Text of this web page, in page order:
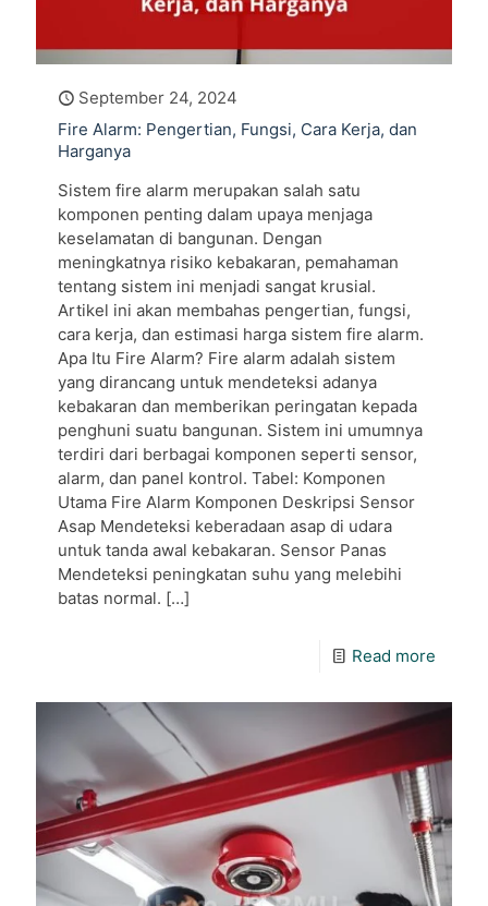
September 24, 2024
Fire Alarm: Pengertian, Fungsi, Cara Kerja, dan
Harganya
Sistem fire alarm merupakan salah satu
komponen penting dalam upaya menjaga
keselamatan di bangunan. Dengan
meningkatnya risiko kebakaran, pemahaman
tentang sistem ini menjadi sangat krusial.
Artikel ini akan membahas pengertian, fungsi,
cara kerja, dan estimasi harga sistem fire alarm.
Apa Itu Fire Alarm? Fire alarm adalah sistem
yang dirancang untuk mendeteksi adanya
kebakaran dan memberikan peringatan kepada
penghuni suatu bangunan. Sistem ini umumnya
terdiri dari berbagai komponen seperti sensor,
alarm, dan panel kontrol. Tabel: Komponen
Utama Fire Alarm Komponen Deskripsi Sensor
Asap Mendeteksi keberadaan asap di udara
untuk tanda awal kebakaran. Sensor Panas
Mendeteksi peningkatan suhu yang melebihi
batas normal. […]
Read more